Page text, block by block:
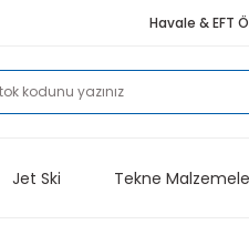
Havale & EFT
Jet Ski Tekne